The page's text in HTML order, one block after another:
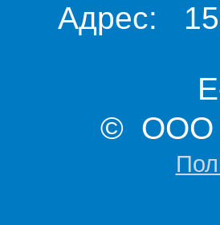
Адрес:
© ООО